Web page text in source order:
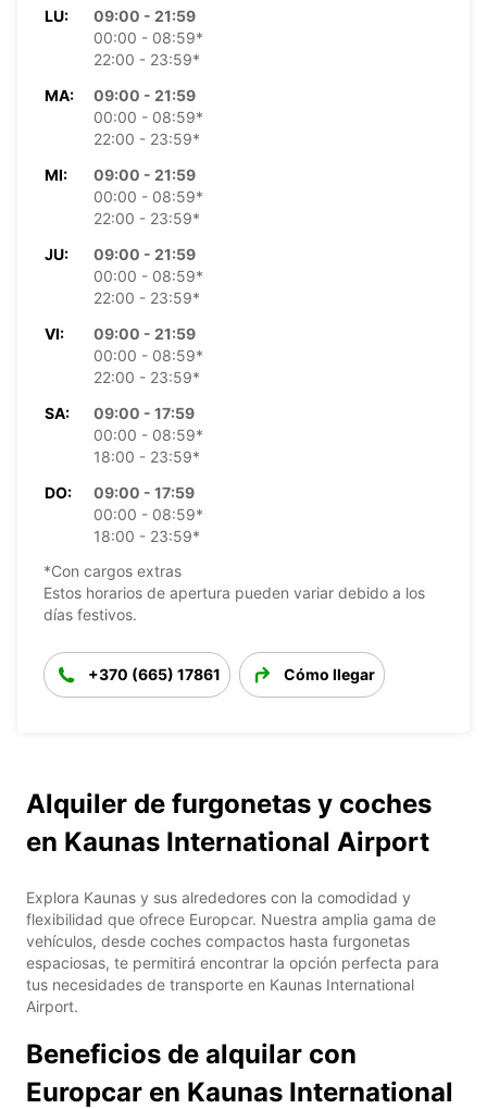
LU:
09:00 - 21:59
00:00 - 08:59*
22:00 - 23:59*
MA:
09:00 - 21:59
00:00 - 08:59*
22:00 - 23:59*
MI:
09:00 - 21:59
00:00 - 08:59*
22:00 - 23:59*
JU:
09:00 - 21:59
00:00 - 08:59*
22:00 - 23:59*
VI:
09:00 - 21:59
00:00 - 08:59*
22:00 - 23:59*
SA:
09:00 - 17:59
00:00 - 08:59*
18:00 - 23:59*
DO:
09:00 - 17:59
00:00 - 08:59*
18:00 - 23:59*
*Con cargos extras
Estos horarios de apertura pueden variar debido a los
días festivos.
+370 (665) 17861 Cómo llegar
Alquiler de furgonetas y coches
en Kaunas International Airport
Explora Kaunas y sus alrededores con la comodidad y
flexibilidad que ofrece Europcar. Nuestra amplia gama de
vehículos, desde coches compactos hasta furgonetas
espaciosas, te permitirá encontrar la opción perfecta para
tus necesidades de transporte en Kaunas International
Airport.
Beneficios de alquilar con
Europcar en Kaunas International